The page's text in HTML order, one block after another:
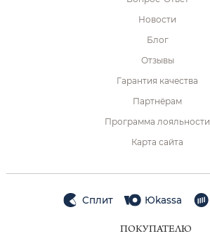
Новости
Блог
Отзывы
Гарантия качества
Партнёрам
Программа лояльности
Карта сайта
Сплит Юkassa
ПОКУПАТЕЛЮ